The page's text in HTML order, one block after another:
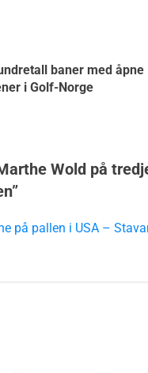
baner med åpne
i Golf-Norge
Wold på
”
på pallen i USA –